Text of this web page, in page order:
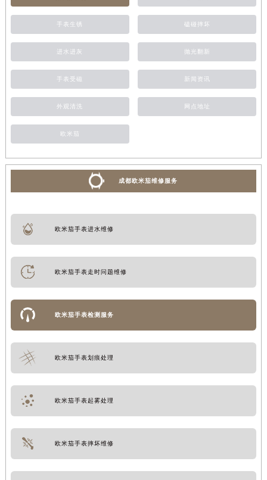
手表生锈 磕碰摔坏
进水进灰 抛光翻新
手表受磁 新闻资讯
外观清洗 网点地址
欧米茄
成都欧米茄维修服务
欧米茄手表进水维修
欧米茄手表走时问题维修
欧米茄手表检测服务
欧米茄手表划痕处理
欧米茄手表起雾处理
欧米茄手表摔坏维修